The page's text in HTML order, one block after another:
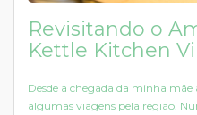
Revisitando o
Kettle Kitchen
Desde a chegada da minha
algumas viagens pela região.